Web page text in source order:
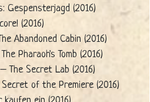
Gespensterjagd (2016)
(2016)
Abandoned Cabin (2016)
Pharaoh's Tomb (2016)
The Secret Lab (2016)
of the Premiere (2016)